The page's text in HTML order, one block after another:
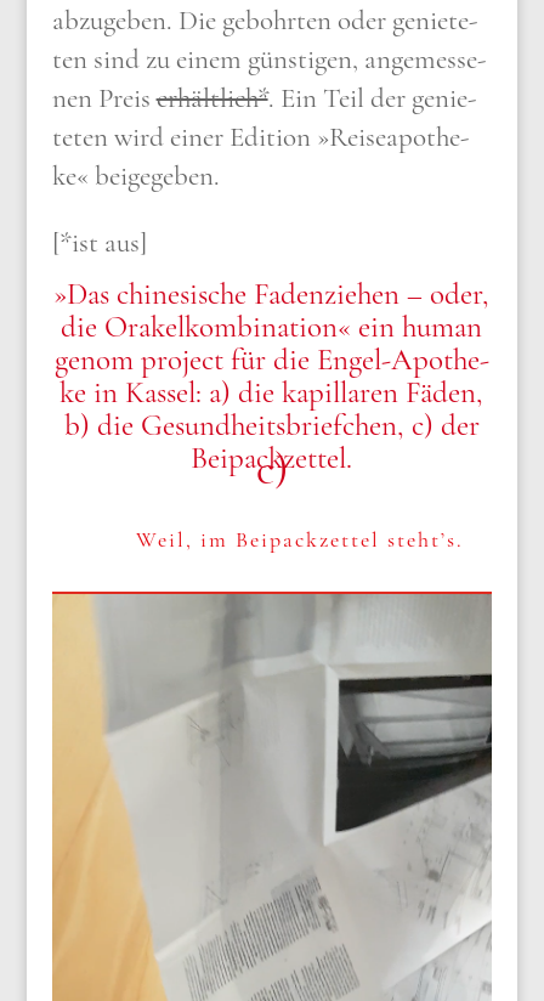
abzu­ge­ben. Die gebohr­ten oder genie­te­
ten sind zu einem gün­sti­gen, ange­mes­se­
nen Preiserhält­lich*. Ein Teil der genie­
te­ten wird einer Edi­ti­on »Rei­se­apo­the­
ke« bei­gege­ben.
[*ist aus]
»Das chi­ne­si­sche Faden­zie­hen – oder,
die Ora­kel­kom­bi­na­ti­on« ein human
genom pro­ject für die Engel-Apo­the­
ke in Kas­sel: a) die kapil­la­ren Fäden,
b) die Gesund­heits­brief­chen, c) der
Bei­pack­zet­tel.
c)
Weil, im Bei­pack­zet­tel steht’s.